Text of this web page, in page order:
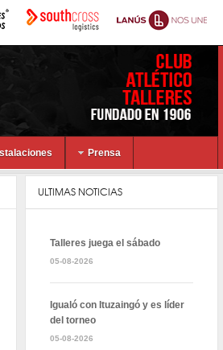
Prensa
ULTIMAS NOTICIAS
Talleres juega el sábado
05-08-2026
Igualó con Ituzaingó y es líder
del torneo
05-08-2026